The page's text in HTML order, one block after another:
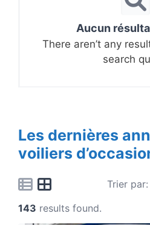
Aucun
There aren’t any
search
Les dernières
voiliers
Trier par:
143 results found.